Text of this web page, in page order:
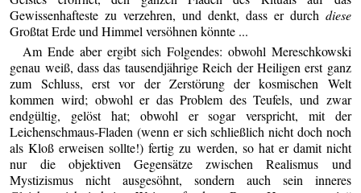
Gewissenhafteste zu verzehren, und denkt, dass er durch diese
Großtat Erde und Himmel versöhnen könnte ...
Am Ende aber ergibt sich Folgendes: obwohl Mereschkowski
genau weiß, dass das tausendjährige Reich der Heiligen erst ganz
zum Schluss, erst vor der Zerstörung der kosmischen Welt
kommen wird; obwohl er das Problem des Teufels, und zwar
endgültig, gelöst hat; obwohl er sogar verspricht, mit der
Leichenschmaus-Fladen (wenn er sich schließlich nicht doch noch
als Kloß erweisen sollte!) fertig zu werden, so hat er damit nicht
nur die objektiven Gegensätze zwischen Realismus und
Mystizismus nicht ausgesöhnt, sondern auch sein inneres